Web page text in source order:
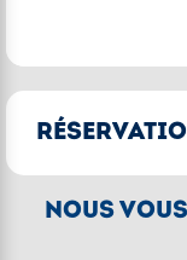
Style Triple black
NOUS